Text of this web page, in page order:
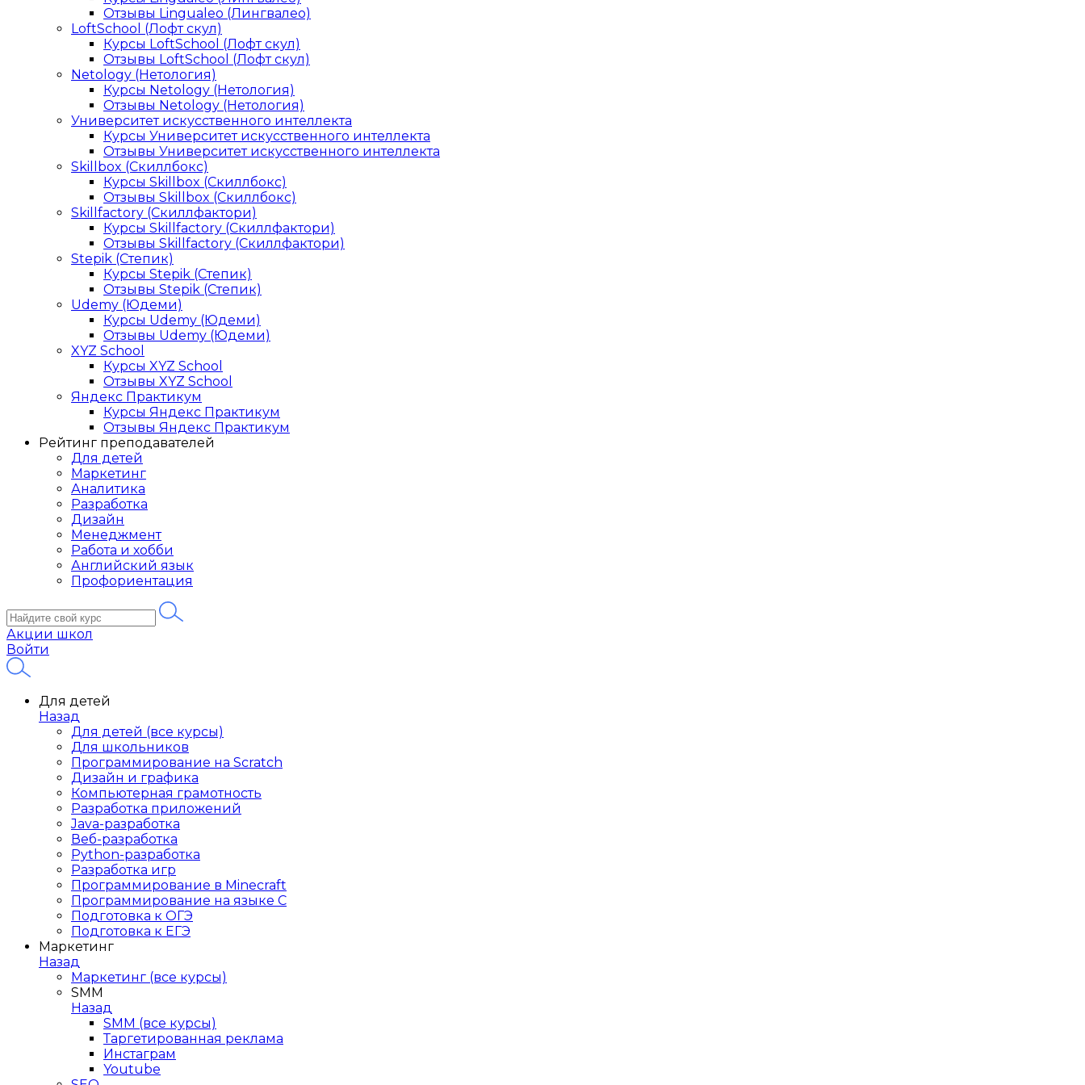
Отзывы Lingualeo (Лингвалео)
LoftSchool (Лофт скул)
Курсы LoftSchool (Лофт скул)
Отзывы LoftSchool (Лофт скул)
Netology (Нетология)
Курсы Netology (Нетология)
Отзывы Netology (Нетология)
Университет искусственного интеллекта
Курсы Университет искусственного интеллекта
Отзывы Университет искусственного интеллекта
Skillbox (Скиллбокс)
Курсы Skillbox (Скиллбокс)
Отзывы Skillbox (Скиллбокс)
Skillfactory (Скиллфактори)
Курсы Skillfactory (Скиллфактори)
Отзывы Skillfactory (Скиллфактори)
Stepik (Степик)
Курсы Stepik (Степик)
Отзывы Stepik (Степик)
Udemy (Юдеми)
Курсы Udemy (Юдеми)
Отзывы Udemy (Юдеми)
XYZ School
Курсы XYZ School
Отзывы XYZ School
Яндекс Практикум
Курсы Яндекс Практикум
Отзывы Яндекс Практикум
Рейтинг преподавателей
Для детей
Маркетинг
Аналитика
Разработка
Дизайн
Менеджмент
Работа и хобби
Английский язык
Профориентация
Акции школ
Войти
Для детей
Назад
Для детей (все курсы)
Для школьников
Программирование на Scratch
Дизайн и графика
Компьютерная грамотность
Разработка приложений
Java-разработка
Веб-разработка
Python-разработка
Разработка игр
Программирование в Minecraft
Программирование на языке C
Подготовка к ОГЭ
Подготовка к ЕГЭ
Маркетинг
Назад
Маркетинг (все курсы)
SMM
Назад
SMM (все курсы)
Таргетированная реклама
Инстаграм
Youtube